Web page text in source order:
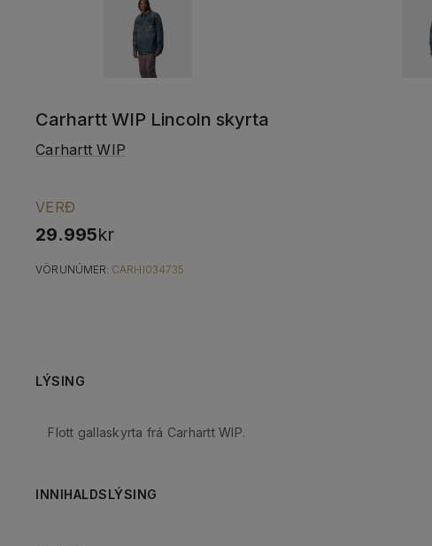
Carhartt WIP Lincoln skyrta
Carhartt WIP
VERÐ
29.995kr
VÖRUNÚMER: CARHI034735
LÝSING
Flott gallaskyrta frá Carhartt WIP.
INNIHALDSLÝSING